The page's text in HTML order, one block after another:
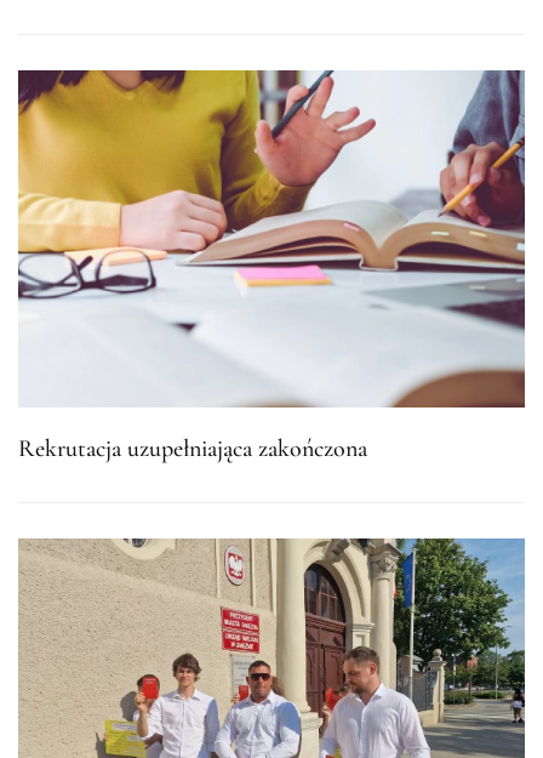
Rekrutacja uzupełniająca zakończona